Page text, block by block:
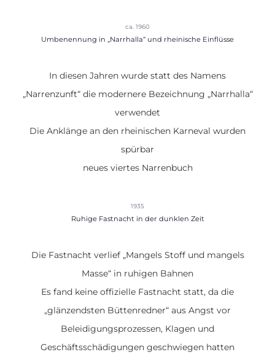
ca. 1960
Umbenennung in „Narrhalla“ und rheinische Einflüsse
In diesen Jahren wurde statt des Namens
„Narrenzunft“ die modernere Bezeichnung „Narrhalla“
verwendet
Die Anklänge an den rheinischen Karneval wurden
spürbar
neues viertes Narrenbuch
1935
Ruhige Fastnacht in der dunklen Zeit
Die Fastnacht verlief „Mangels Stoff und mangels
Masse“ in ruhigen Bahnen
Es fand keine offizielle Fastnacht statt, da die
„glänzendsten Büttenredner“ aus Angst vor
Beleidigungsprozessen, Klagen und
Geschäftsschädigungen geschwiegen hatten